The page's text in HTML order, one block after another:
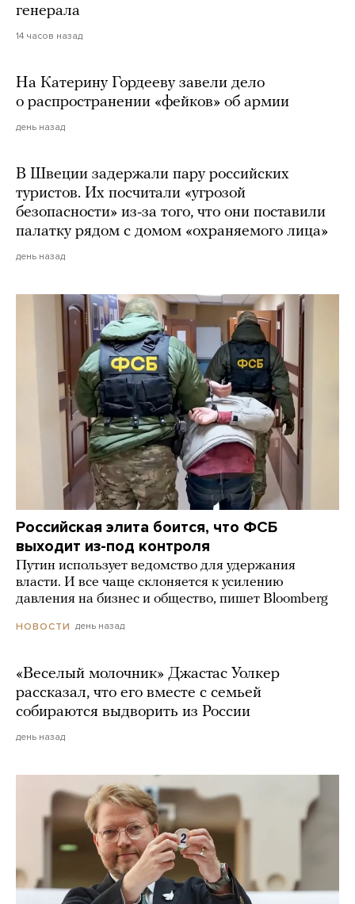
генерала
14 часов назад
На Катерину Гордееву завели дело
о распространении «фейков» об армии
день назад
В Швеции задержали пару российских
туристов. Их посчитали «угрозой
безопасности» из-за того, что они поставили
палатку рядом с домом «охраняемого лица»
день назад
Российская элита боится, что ФСБ
выходит из-под контроля
Путин использует ведомство для удержания
власти. И все чаще склоняется к усилению
давления на бизнес и общество, пишет Bloomberg
НОВОСТИ день назад
«Веселый молочник» Джастас Уолкер
рассказал, что его вместе с семьей
собираются выдворить из России
день назад